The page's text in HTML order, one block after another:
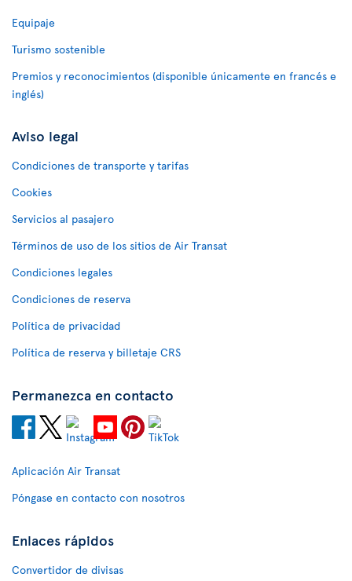
Equipaje
Turismo sostenible
Premios y reconocimientos (disponible únicamente en francés e
inglés)
Aviso legal
Condiciones de transporte y tarifas
Cookies
Servicios al pasajero
Términos de uso de los sitios de Air Transat
Condiciones legales
Condiciones de reserva
Política de privacidad
Política de reserva y billetaje CRS
Permanezca en contacto
Aplicación Air Transat
Póngase en contacto con nosotros
Enlaces rápidos
Convertidor de divisas